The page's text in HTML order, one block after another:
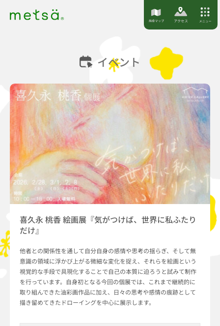
イベント
喜久永 桃香 絵画展『気がつけば、世界に私ふたり
だけ』
他者との関係性を通して自分自身の感情や思考の揺らぎ、そして無
意識の領域に浮かび上がる微細な変化を捉え、それらを絵画という
視覚的な手段で具現化することで自己の本質に迫ろうと試みて制作
を行っています。自身初となる今回の個展では、これまで継続的に
取り組んできた油彩画作品に加え、日々の思考や感情の痕跡として
描き留めてきたドローイングを中心に展示します。